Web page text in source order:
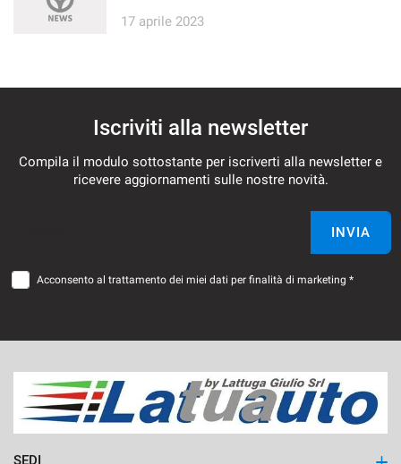
17 aprile 2023
Iscriviti alla newsletter
Compila il modulo sottostante per iscriverti alla newsletter e
ricevere aggiornamenti sulle nostre novità.
INVIA
Acconsento al trattamento dei miei dati per finalità di marketing *